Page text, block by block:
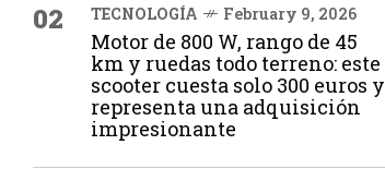
02 TECNOLOGÍA February 9, 2026
Motor de 800 W, rango de 45
km y ruedas todo terreno: este
scooter cuesta solo 300 euros y
representa una adquisición
impresionante